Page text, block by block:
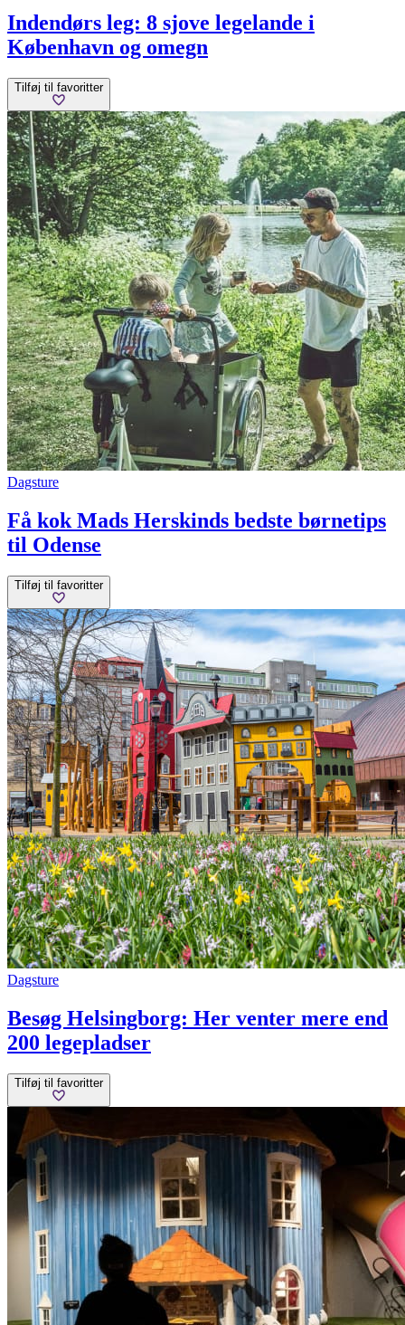
Indendørs leg: 8 sjove legelande i
København og omegn
Tilføj til favoritter
Dagsture
Få kok Mads Herskinds bedste børnetips
til Odense
Tilføj til favoritter
Dagsture
Besøg Helsingborg: Her venter mere end
200 legepladser
Tilføj til favoritter